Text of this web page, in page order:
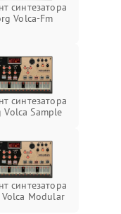
синтезатора
Volca-Fm
синтезатора
Volca Sample
синтезатора
Modular